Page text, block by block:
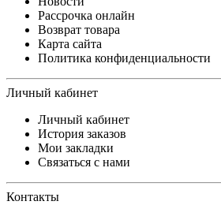
Рассрочка онлайн
Возврат товара
Карта сайта
Политика конфиденциальности
Личный кабинет
Личный кабинет
История заказов
Мои закладки
Связаться с нами
Контакты